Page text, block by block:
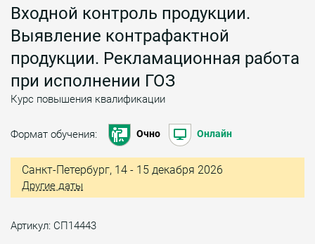
Входной контроль продукции.
Выявление контрафактной
продукции. Рекламационная работа
при исполнении ГОЗ
Курс повышения квалификации
Формат обучения: Очно Онлайн
Санкт-Петербург, 14 - 15 декабря 2026
Другие даты
Артикул: СП14443
конфиденциальности
Заказать